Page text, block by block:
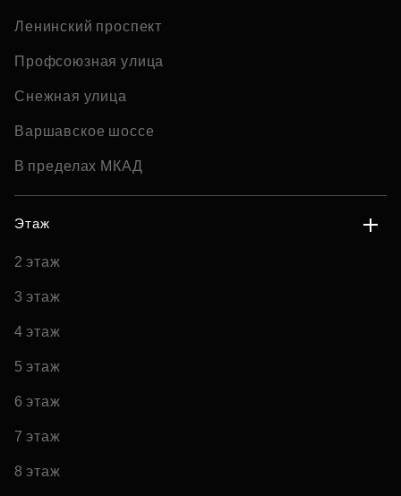
Ленинский проспект
Профсоюзная улица
Снежная улица
Варшавское шоссе
В пределах МКАД
Этаж
2 этаж
3 этаж
4 этаж
5 этаж
6 этаж
7 этаж
8 этаж